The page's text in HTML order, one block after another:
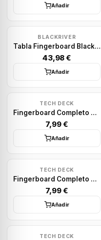
Añadir
BLACKRIVER
Tabla Fingerboard Blackriver: Krome Kendama X Funeral French X-Wide 33.3mm
43,98 €
Añadir
TECH DECK
Fingerboard Completo Tech Deck: Chocolate on the air
7,99 €
Añadir
TECH DECK
Fingerboard Completo Tech Deck: Finesse Dream
7,99 €
Añadir
TECH DECK